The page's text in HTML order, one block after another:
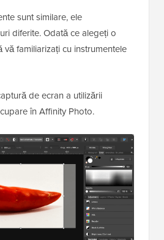
sunt similare, ele
diferite. Odată ce alegeți o
vă familiarizați cu instrumentele
de ecran a utilizării
în Affinity Photo.